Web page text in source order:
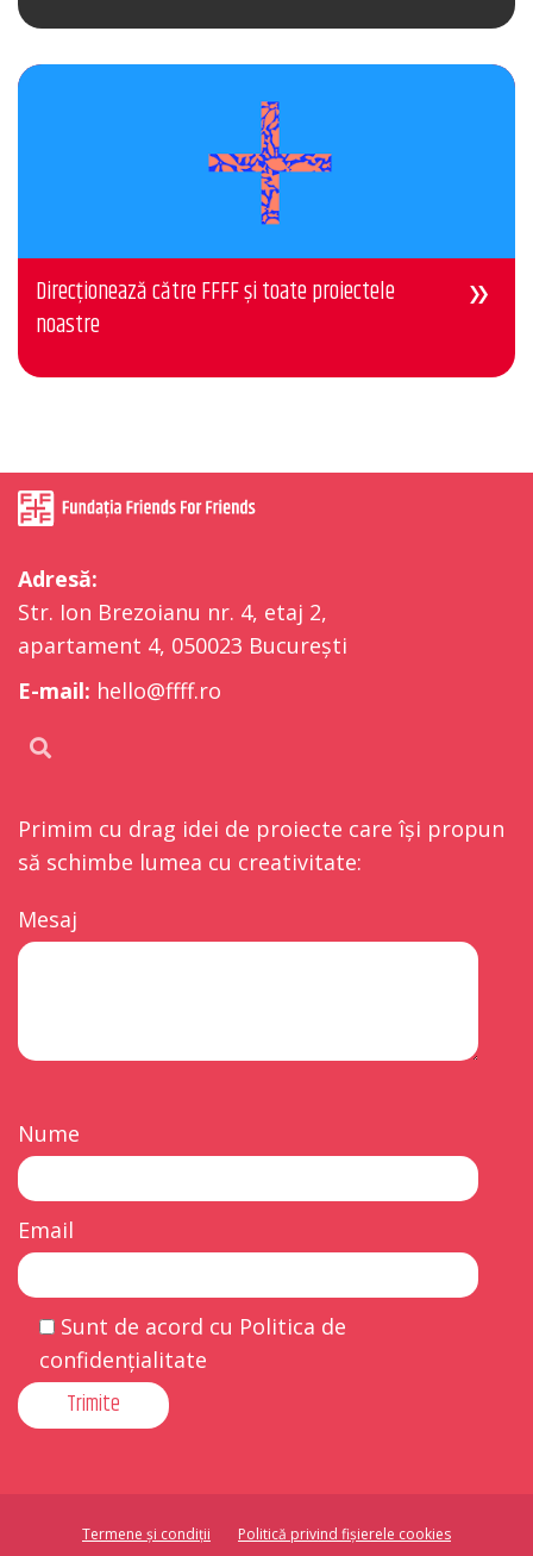
Direcționează către FFFF și toate proiectele
noastre
Adresă:
Str. Ion Brezoianu nr. 4, etaj 2,
apartament 4, 050023 București
E-mail: hello@ffff.ro
Primim cu drag idei de proiecte care își propun
să schimbe lumea cu creativitate:
Mesaj
Nume
Email
Sunt de acord cu Politica de
confidențialitate
Termene și condiții Politică privind fișierele cookies